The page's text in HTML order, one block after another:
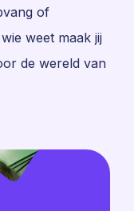
of
weet maak jij
de wereld van